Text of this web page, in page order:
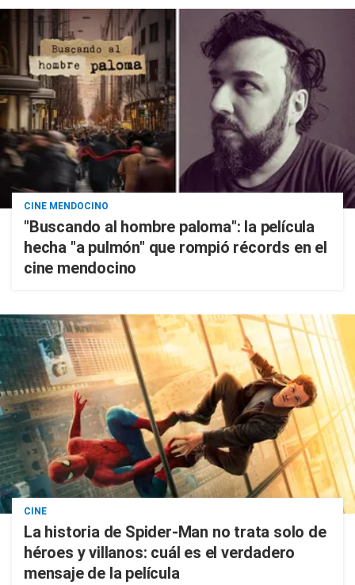
CINE MENDOCINO
"Buscando al hombre paloma": la película
hecha "a pulmón" que rompió récords en el
cine mendocino
CINE
La historia de Spider-Man no trata solo de
héroes y villanos: cuál es el verdadero
mensaje de la película